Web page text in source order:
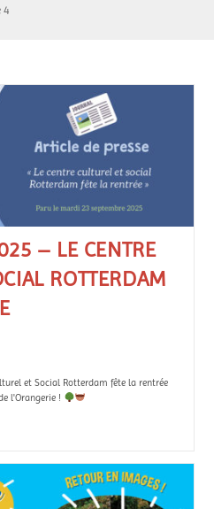
4
– LE CENTRE
ROTTERDAM
et Social Rotterdam fête la rentrée
l'Orangerie !